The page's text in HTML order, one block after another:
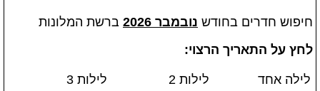
חיפוש חדרים בחודש נובמבר 2026
ברשת המלונות
לחץ על התאריך הרצוי:
לילה אחד לילות 2
לילות 3